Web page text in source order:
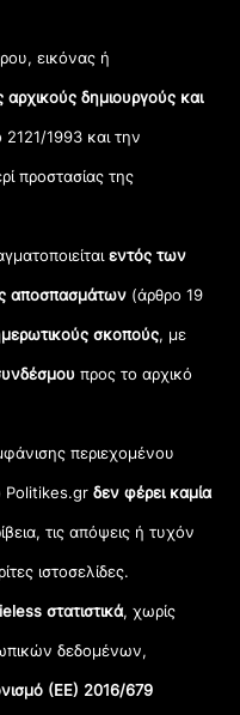
εικόνας ή
δημιουργούς και
1993 και την
προστασίας της
εντός των
αποσπασμάτων (άρθρο 19
σκοπούς, με
προς το αρχικό
περιεχομένου
Politikes.grδεν φέρει καμία
τις απόψεις ή τυχόν
ιστοσελίδες.
στατιστικά, χωρίς
δεδομένων,
(ΕΕ) 2016/679